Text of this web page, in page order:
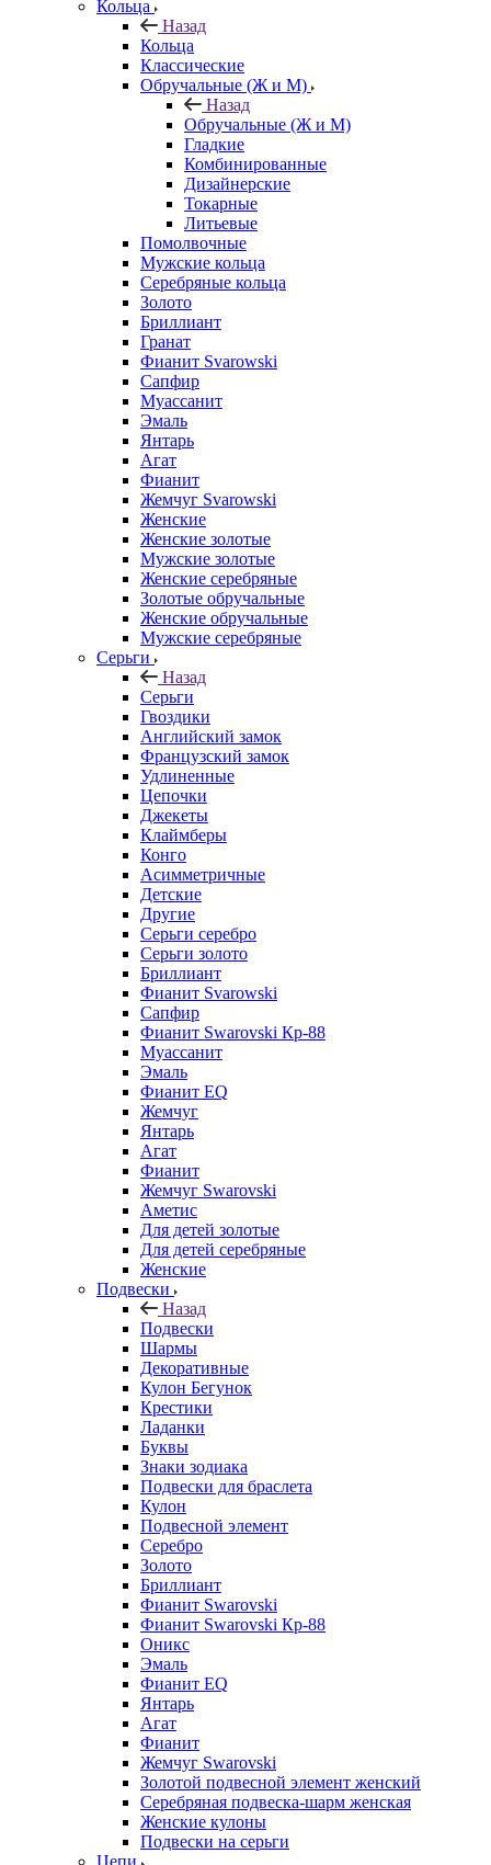
Кольца
Назад
Кольца
Классические
Обручальные (Ж и М)
Назад
Обручальные (Ж и М)
Гладкие
Комбинированные
Дизайнерские
Токарные
Литьевые
Помолвочные
Мужские кольца
Серебряные кольца
Золото
Бриллиант
Гранат
Фианит Svarowski
Сапфир
Муассанит
Эмаль
Янтарь
Агат
Фианит
Жемчуг Svarowski
Женские
Женские золотые
Мужские золотые
Женские серебряные
Золотые обручальные
Женские обручальные
Мужские серебряные
Серьги
Назад
Серьги
Гвоздики
Английский замок
Французский замок
Удлиненные
Цепочки
Джекеты
Клаймберы
Конго
Асимметричные
Детские
Другие
Серьги серебро
Серьги золото
Бриллиант
Фианит Svarowski
Сапфир
Фианит Swarovski Кр-88
Муассанит
Эмаль
Фианит EQ
Жемчуг
Янтарь
Агат
Фианит
Жемчуг Swarovski
Аметис
Для детей золотые
Для детей серебряные
Женские
Подвески
Назад
Подвески
Шармы
Декоративные
Кулон Бегунок
Крестики
Ладанки
Буквы
Знаки зодиака
Подвески для браслета
Кулон
Подвесной элемент
Серебро
Золото
Бриллиант
Фианит Swarovski
Фианит Swarovski Кр-88
Оникс
Эмаль
Фианит EQ
Янтарь
Агат
Фианит
Жемчуг Swarovski
Золотой подвесной элемент женcкий
Серебряная подвеска-шарм женская
Женские кулоны
Подвески на серьги
Цепи